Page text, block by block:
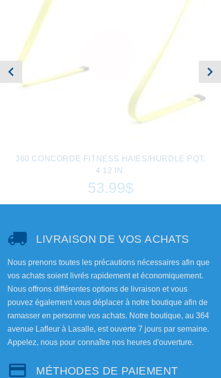
360 CONCORDE FITNESS HAIES/HURDLE PQT.
4 12 IN.
53.99$
LIVRAISON DE VOS ACHATS
Nous prenons toutes les précautions nécessaires afin que
vos achats soient livrés rapidement et économiquement.
Nous offrons différentes options de livraison et vous
pouvez également vous déplacer à notre boutique afin de
ramasser en personne vos achats. Notre boutique, au 364
avenue Lafleur à Lasalle, est ouverte 7 jours par semaine.
Appelez, nous pour connaître nos heures d'ouverture.
MÉTHODES DE PAIEMENT